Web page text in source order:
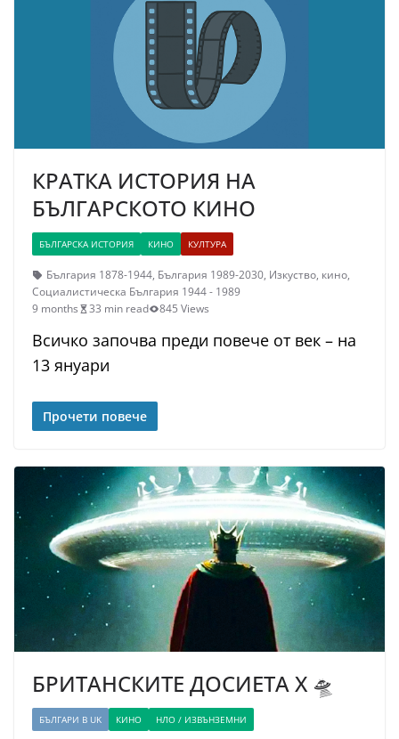
КРАТКА ИСТОРИЯ НА
БЪЛГАРСКОТО КИНО
БЪЛГАРСКА ИСТОРИЯ КИНО КУЛТУРА
България 1878-1944, България 1989-2030, Изкуство, кино,
Социалистическа България 1944 - 1989
9 months
33 min read 845 Views
Всичко започва преди повече от век – на
13 януари
Прочети повече
БРИТАНСКИТЕ ДОСИЕТА Х 🛸
БЪЛГАРИ В UK КИНО НЛО / ИЗВЪНЗЕМНИ